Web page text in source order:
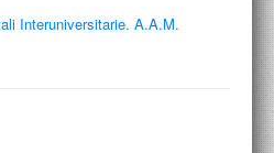
Interuniversitarie. A.A.M.